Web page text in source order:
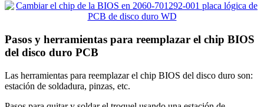
Pasos y herramientas para reemplazar el chip BIOS
del disco duro PCB
Las herramientas para reemplazar el chip BIOS del disco duro son:
estación de soldadura, pinzas, etc.